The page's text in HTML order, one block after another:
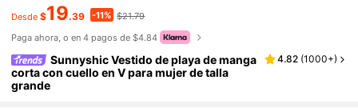
Desde $19.39 -11% $21.79
Paga ahora, o en 4 pagos de $4.84
Sunnyshic Vestido de playa de manga
corta con cuello en V para mujer de talla
grande
4.82 (1000+)